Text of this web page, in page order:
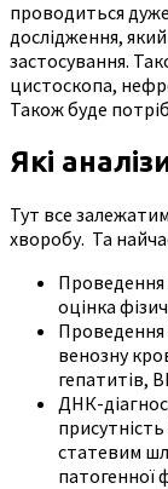
проводиться
дослідження,
застосування.
цистоскопа,
Також буде
Які
Тут все
хворобу. Та
Проведення
оцінка
Проведення
венозну
гепатитів,
ДНК-
статевим
патогенної